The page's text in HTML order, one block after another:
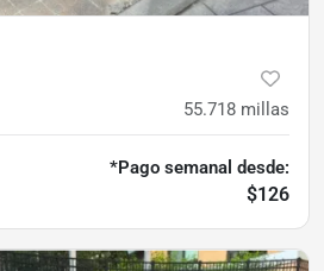
55.718 millas
*Pago semanal desde:
$126